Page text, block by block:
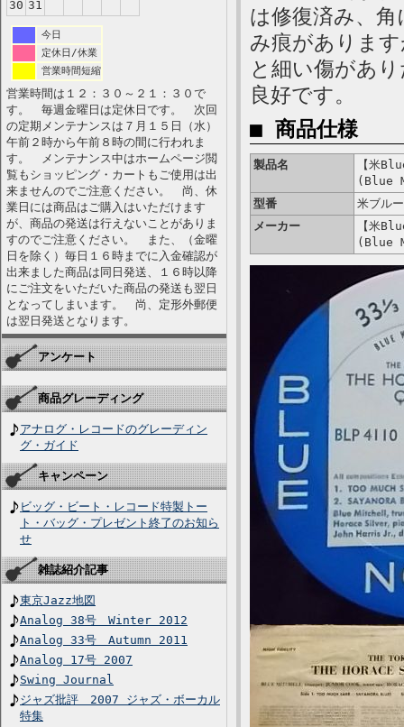
30 31
今日
定休日/休業
営業時間短縮
営業時間は１２：３０～２１：３０で
す。 毎週金曜日は定休日です。 次回
の定期メンテナンスは７月１５日（水）
午前２時から午前８時の間に行われま
す。 メンテナンス中はホームページ閲
覧もショッピング・カートもご使用は出
来ませんのでご注意ください。 尚、休
業日には商品はご購入はいただけます
が、商品の発送は行えないことがありま
すのでご注意ください。 また、（金曜
日を除く）毎日１６時までに入金確認が
出来ました商品は同日発送、１６時以降
にご注文をいただいた商品の発送も翌日
となってしまいます。 尚、定形外郵便
は翌日発送となります。
アンケート
商品グレーディング
アナログ・レコードのグレーディン
グ・ガイド
キャンペーン
ビッグ・ビート・レコード特製トー
ト・バッグ・プレゼント終了のお知ら
せ
雑誌紹介記事
東京Jazz地図
Analog 38号 Winter 2012
Analog 33号 Autumn 2011
Analog 17号 2007
Swing Journal
ジャズ批評 2007 ジャズ・ボーカル
特集
は修復済み、
み痕がありま
と細い傷があ
良好です。
■ 商品仕様
製品名
【米
(Blue
型番
米ブル
メーカー
【米
(Blue